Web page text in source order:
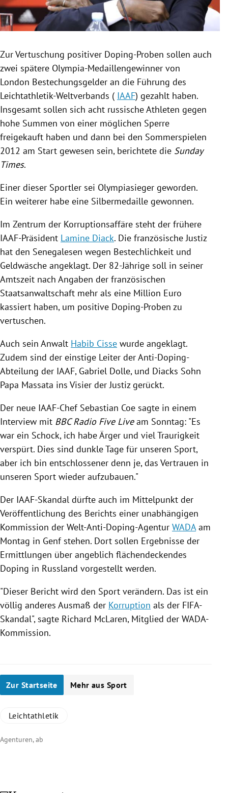
Untermenü
Untermenü
Untermenü
ZurVertuschung positiver Doping-Proben sollen auch
zwei spätere Olympia-Medaillengewinner von
London Bestechungsgelder an die Führung des
Leichtathletik-Weltverbands ( IAAF) gezahlt haben.
Insgesamt sollen sich acht russische Athleten gegen
hohe Summen von einer möglichen Sperre
freigekauft haben und dann bei den Sommerspielen
2012 am Start gewesen sein, berichtete die Sunday
Times.
Einer dieser Sportler sei Olympiasieger geworden.
Ein weiterer habe eine Silbermedaille gewonnen.
Im Zentrum der Korruptionsaffäre steht der frühere
IAAF-Präsident Lamine Diack. Die französische Justiz
hat den Senegalesen wegen Bestechlichkeit und
Geldwäsche angeklagt. Der 82-Jährige soll in seiner
Amtszeit nach Angaben der französischen
Staatsanwaltschaft mehr als eine Million Euro
kassiert haben, um positive Doping-Proben zu
vertuschen.
Auch sein Anwalt Habib Cisse wurde angeklagt.
Zudem sind der einstige Leiter der Anti-Doping-
Abteilung der IAAF, Gabriel Dolle, und Diacks Sohn
Papa Massata ins Visier der Justiz gerückt.
Der neue IAAF-Chef Sebastian Coe sagte in einem
Interview mit BBCRadio Five Liveam Sonntag: "Es
war ein Schock, ich habe Ärger und viel Traurigkeit
verspürt. Dies sind dunkle Tage für unseren Sport,
aber ich bin entschlossener denn je, das Vertrauen in
unseren Sport wieder aufzubauen."
Der IAAF-Skandal dürfte auch im Mittelpunkt der
Veröffentlichung des Berichts einer unabhängigen
Kommission der Welt-Anti-Doping-Agentur WADAam
Montag in Genfstehen. Dort sollen Ergebnisse der
Ermittlungen über angeblich flächendeckendes
Doping in Russland vorgestellt werden.
"Dieser Bericht wird den Sport verändern. Das ist ein
völlig anderes Ausmaß der Korruption als der FIFA-
Skandal", sagte Richard McLaren, Mitglied der WADA-
Kommission.
Zur Startseite Mehr aus Sport
Leichtathletik
Agenturen, ab